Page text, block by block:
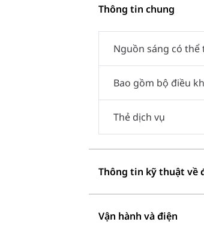
Thông tin chung
Nguồn sáng có thể
Bao gồm bộ điều
Thẻ dịch vụ
Thông tin kỹ thuật về
Vận hành và điện